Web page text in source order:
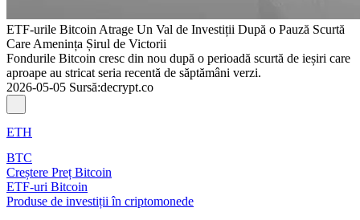
ETF-urile Bitcoin Atrage Un Val de Investiții După o Pauză Scurtă
Care Amenința Șirul de Victorii
Fondurile Bitcoin cresc din nou după o perioadă scurtă de ieșiri care
aproape au stricat seria recentă de săptămâni verzi.
2026-05-05 Sursă:decrypt.co
ETH
BTC
Creștere Preț Bitcoin
ETF-uri Bitcoin
Produse de investiții în criptomonede